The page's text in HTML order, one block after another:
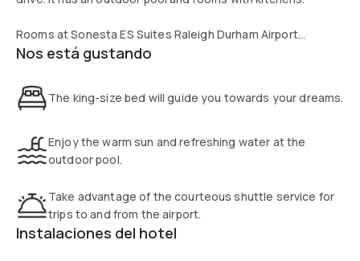
Rooms at Sonesta ES Suites Raleigh Durham Airport
Morrisville feature a living area with cable TV. Each has a
internet.
free coffee throughout the day.
William B. Umstead State Park is 7 miles away.
Nos está gustando
The king-size bed will guide you towards your dreams.
Enjoy the warm sun and refreshing water at the
outdoor pool.
Take advantage of the courteous shuttle service for
trips to and from the airport.
Instalaciones del hotel